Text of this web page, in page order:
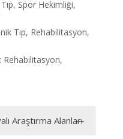
Tıp, Spor Hekimliği,
Tıp, Rehabilitasyon,
Rehabilitasyon,
Araştırma Alanları